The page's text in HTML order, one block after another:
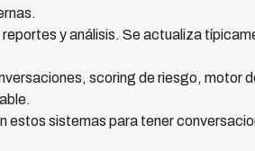
y análisis. Se actualiza
scoring de riesgo, motor
estos sistemas para tener